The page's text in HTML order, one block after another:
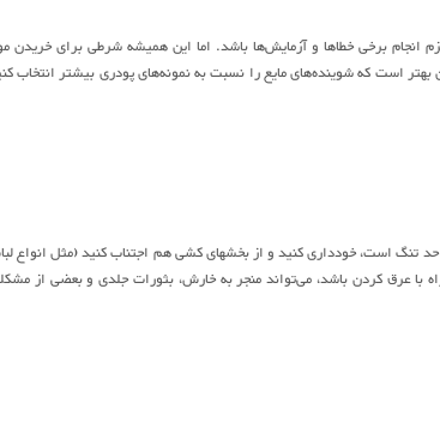
برخی خطاها و آزمایش‌ها باشد. اما این همیشه شرطی برای خریدن
که شوینده‌های مایع را نسبت به نمونه‌‌های پودری بیشتر انتخاب
تنگ است، خودداری کنید و از بخشهای کشی هم اجتناب کنید (مثل انواع
عرق کردن باشد، می‌تواند منجر به خارش، بثورات جلدی و بعضی از